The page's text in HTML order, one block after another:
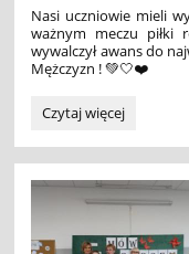
Nasi uczniowie mieli
ważnym meczu piłki
wywalczył awans do
Mężczyzn ! 💚🤍❤️
Handballmania
🔥:
Czytaj więcej